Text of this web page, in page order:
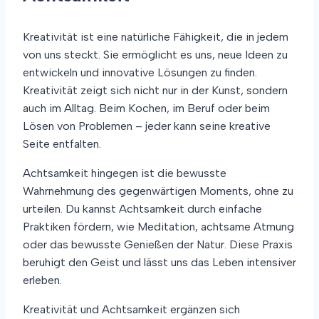
Kreativität ist eine natürliche Fähigkeit, die in jedem
von uns steckt. Sie ermöglicht es uns, neue Ideen zu
entwickeln und innovative Lösungen zu finden.
Kreativität zeigt sich nicht nur in der Kunst, sondern
auch im Alltag. Beim Kochen, im Beruf oder beim
Lösen von Problemen – jeder kann seine kreative
Seite entfalten.
Achtsamkeit hingegen ist die bewusste
Wahrnehmung des gegenwärtigen Moments, ohne zu
urteilen. Du kannst Achtsamkeit durch einfache
Praktiken fördern, wie Meditation, achtsame Atmung
oder das bewusste Genießen der Natur. Diese Praxis
beruhigt den Geist und lässt uns das Leben intensiver
erleben.
Kreativität und Achtsamkeit ergänzen sich